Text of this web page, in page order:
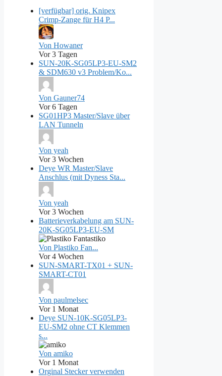
[verfügbar] orig. Knipex
Crimp-Zange für H4 P...
Von Howaner
Vor 3 Tagen
SUN‑20K‑SG05LP3‑EU‑SM2
& SDM630 v3 Problem/Ko...
Von Gauner74
Vor 6 Tagen
SG01HP3 Master/Slave über
LAN Tunneln
Von yeah
Vor 3 Wochen
Deye WR Master/Slave
Anschlus (mit Dyness Sta...
Von yeah
Vor 3 Wochen
Batterieverkabelung am SUN-
20K-SG05LP3-EU-SM
Von Plastiko Fan...
Vor 4 Wochen
SUN-SMART-TX01 + SUN-
SMART-CT01
Von paulmelsec
Vor 1 Monat
Deye SUN-10K-SG05LP3-
EU-SM2 ohne CT Klemmen
s...
Von amiko
Vor 1 Monat
Orginal Stecker verwenden